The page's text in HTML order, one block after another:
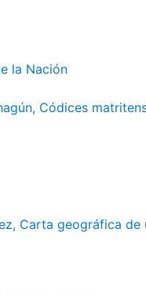
la Nación
Códices
Carta geográfica